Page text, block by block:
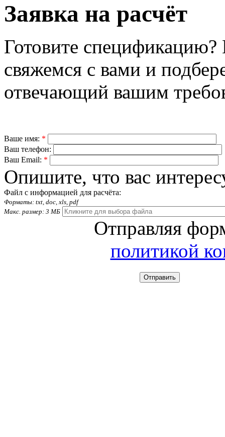
Заявка на расчёт
Готовите
свяжемся с вами и
отвечающий вашим
Ваше имя: *
Ваш телефон:
Ваш Email: *
Опишите, что вас
Файл с информацией для расчёта:
Форматы: txt, doc, xls, pdf
Макс. размер: 3 МБ
Отправляя
политикой
Отправить